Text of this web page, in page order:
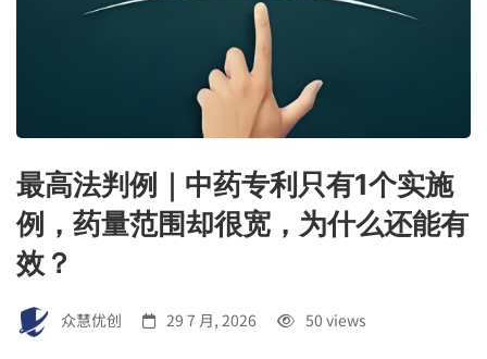
最高法判例｜中药专利只有1个实施
例，药量范围却很宽，为什么还能有
效？
众慧优创 29 7 月, 2026 50 views